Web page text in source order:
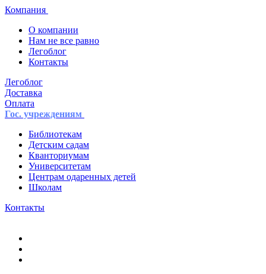
Компания
О компании
Нам не все равно
Легоблог
Контакты
Легоблог
Доставка
Оплата
Гос. учреждениям
Библиотекам
Детским садам
Кванториумам
Университетам
Центрам одаренных детей
Школам
Контакты